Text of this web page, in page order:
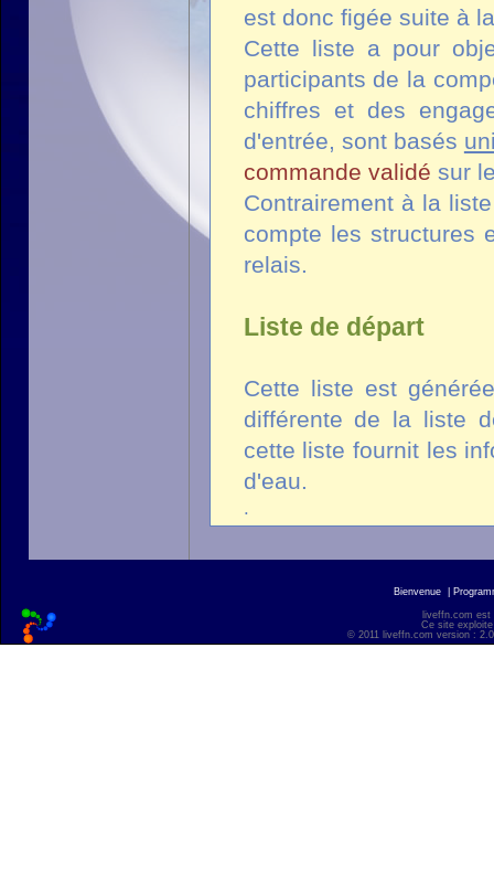
est donc figée suite à
Cette liste a pour
participants de la
chiffres et des
d'entrée, sont basés
commande validé sur
Contrairement à la
compte les structures
relais.
Liste de départ
Cette liste est
différente de la liste
cette liste fournit les
d'eau.
.
Bienvenue
liveffn.com est
Ce site
© 2011 liveffn.com version :